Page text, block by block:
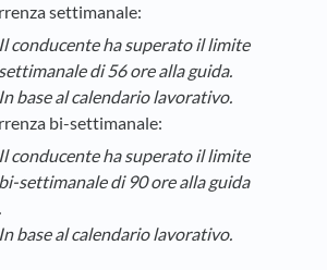
settimanale:
Il conducente ha superato il limite
settimanale di 56 ore alla guida.
In base al calendario lavorativo.
bi-settimanale:
Il conducente ha superato il limite
bi-settimanale di 90 ore alla guida
.
In base al calendario lavorativo.